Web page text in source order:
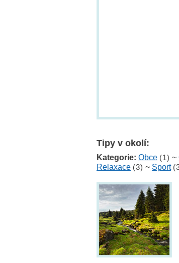
Tipy v okolí:
Kategorie: Obce (1) ~
Relaxace (3) ~ Sport